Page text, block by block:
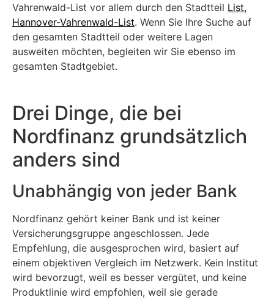
Vahrenwald-List vor allem durch den Stadtteil List,
Hannover-Vahrenwald-List. Wenn Sie Ihre Suche auf
den gesamten Stadtteil oder weitere Lagen
ausweiten möchten, begleiten wir Sie ebenso im
gesamten Stadtgebiet.
Drei Dinge, die bei
Nordfinanz grundsätzlich
anders sind
Unabhängig von jeder Bank
Nordfinanz gehört keiner Bank und ist keiner
Versicherungsgruppe angeschlossen. Jede
Empfehlung, die ausgesprochen wird, basiert auf
einem objektiven Vergleich im Netzwerk. Kein Institut
wird bevorzugt, weil es besser vergütet, und keine
Produktlinie wird empfohlen, weil sie gerade